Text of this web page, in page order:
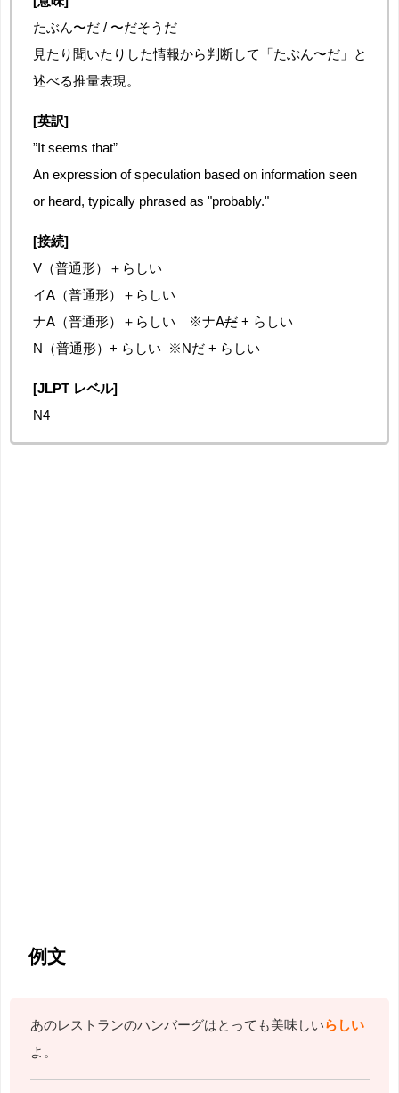
たぶん〜だ / 〜だそうだ
見たり聞いたりした情報から判断して「たぶん〜だ」と
述べる推量表現。
[英訳]
”It seems that”
An expression of speculation based on information seen
or heard, typically phrased as "probably."
[接続]
V（普通形）＋らしい
イA（普通形）＋らしい
ナA（普通形）＋らしい ※ナAだ+ らしい
N（普通形）+ らしい ※Nだ+ らしい
[JLPT レベル]
N4
例文
あのレストランのハンバーグはとっても美味しいらしい
よ。